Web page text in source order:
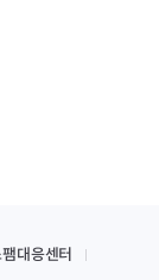
대응센터